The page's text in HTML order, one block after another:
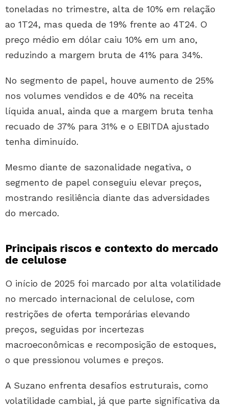
toneladas no trimestre, alta de 10% em relação
ao 1T24, mas queda de 19% frente ao 4T24. O
preço médio em dólar caiu 10% em um ano,
reduzindo a margem bruta de 41% para 34%.
No segmento de papel, houve aumento de 25%
nos volumes vendidos e de 40% na receita
líquida anual, ainda que a margem bruta tenha
recuado de 37% para 31% e o EBITDA ajustado
tenha diminuído.
Mesmo diante de sazonalidade negativa, o
segmento de papel conseguiu elevar preços,
mostrando resiliência diante das adversidades
do mercado.
Principais riscos e contexto do mercado
de celulose
O início de 2025 foi marcado por alta volatilidade
no mercado internacional de celulose, com
restrições de oferta temporárias elevando
preços, seguidas por incertezas
macroeconômicas e recomposição de estoques,
o que pressionou volumes e preços.
A Suzano enfrenta desafios estruturais, como
volatilidade cambial, já que parte significativa da